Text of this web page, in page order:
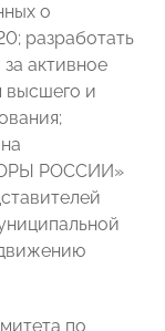
о
разработать
активное
высшего и
РОССИИ»
по